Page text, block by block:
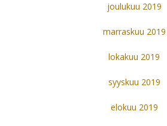
joulukuu 2019
marraskuu 2019
lokakuu 2019
syyskuu 2019
elokuu 2019